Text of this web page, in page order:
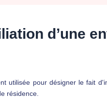
d’une
utilisée pour désigner le fait
résidence.